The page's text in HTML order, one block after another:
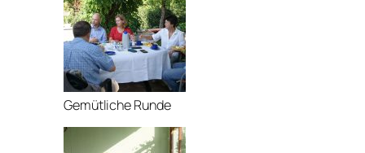
Gemütliche Runde